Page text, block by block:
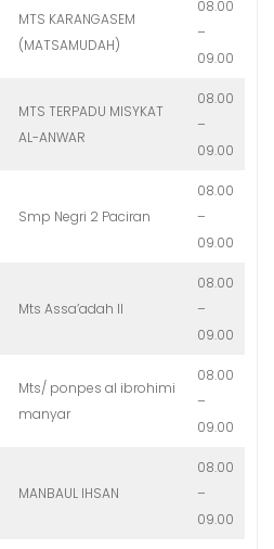
MTS KARANGASEM
(MATSAMUDAH)
08.00
–
09.00
MTS TERPADU MISYKAT
AL-ANWAR
08.00
–
09.00
Smp Negri 2 Paciran
08.00
–
09.00
Mts Assa’adah II
08.00
–
09.00
Mts/ ponpes al ibrohimi
manyar
08.00
–
09.00
MANBAUL IHSAN
08.00
–
09.00